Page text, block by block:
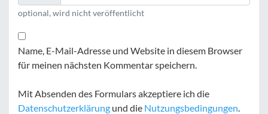
optional, wird nicht veröffentlicht
Name, E-Mail-Adresse und Website in diesem Browser
für meinen nächsten Kommentar speichern.
Mit Absenden des Formulars akzeptiere ich die
Datenschutzerklärung und die Nutzungsbedingungen.